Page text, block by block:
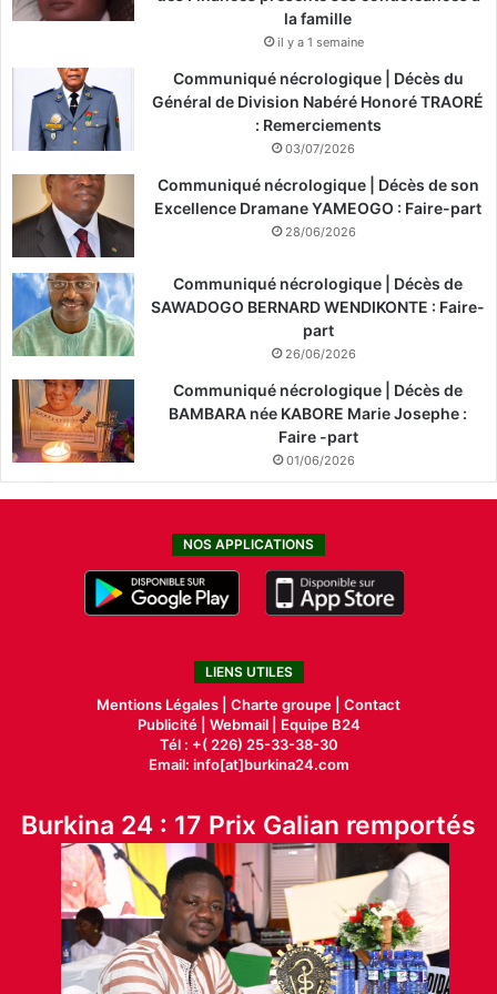
la famille
il y a 1 semaine
Communiqué nécrologique | Décès du
Général de Division Nabéré Honoré TRAORÉ
: Remerciements
03/07/2026
Communiqué nécrologique | Décès de son
Excellence Dramane YAMEOGO : Faire-part
28/06/2026
Communiqué nécrologique | Décès de
SAWADOGO BERNARD WENDIKONTE : Faire-
part
26/06/2026
Communiqué nécrologique | Décès de
BAMBARA née KABORE Marie Josephe :
Faire -part
01/06/2026
NOS APPLICATIONS
LIENS UTILES
Mentions Légales | Charte groupe | Contact
Publicité| Webmail |
Equipe B24
Tél : +( 226) 25-33-38-30
Email: info[at]burkina24.com
Burkina 24 : 17 Prix Galian remportés